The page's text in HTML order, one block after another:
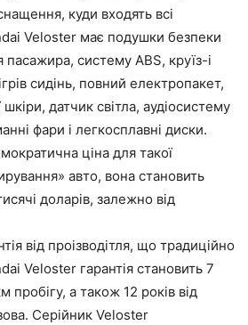
куди входять всі
Veloster має подушки безпеки
пасажира, систему ABS, круїз-і
сидінь, повний електропакет,
датчик світла, аудіосистему
фари і легкосплавні диски.
ціна для такої
авто, вона становить
доларів, залежно від
від проізводітля, що традиційно
Veloster гарантія становить 7
пробігу, а також 12 років від
Серійник Veloster